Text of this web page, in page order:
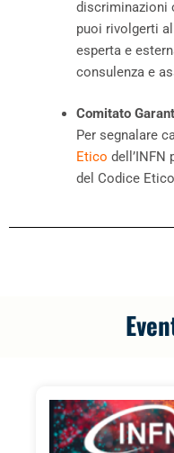
discriminazioni
puoi rivolgerti
esperta e
consulenza e
Comitato
Per segnalare
Etico
del Codice Etico